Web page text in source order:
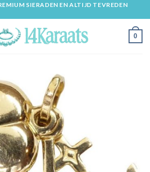
SIERADEN EN ALTIJD TEVREDEN
0